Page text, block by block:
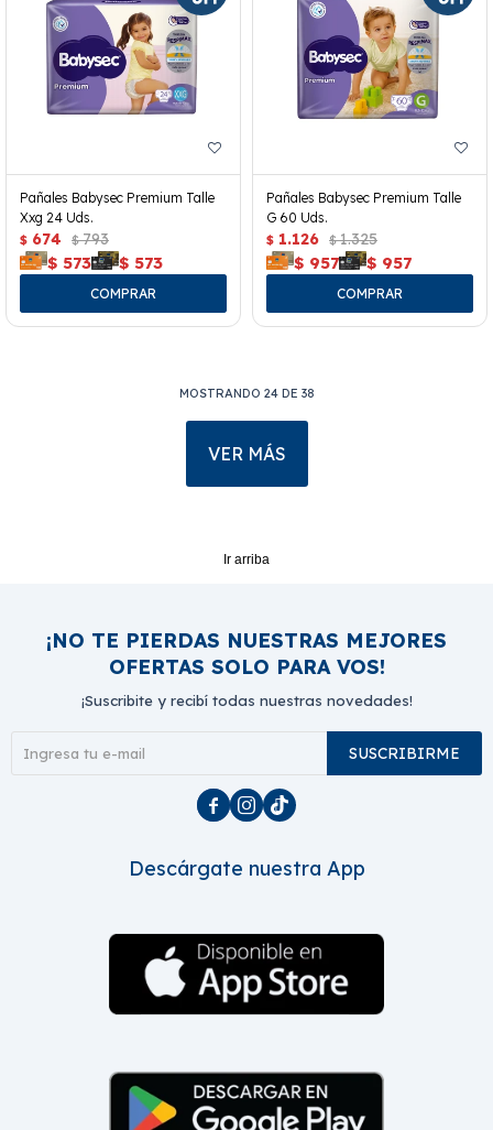
Pañales Babysec Premium Talle
Xxg 24 Uds.
$ 674 $ 793
$ 573 $ 573
Pañales Babysec Premium Talle
G 60 Uds.
$ 1.126 $ 1.325
$ 957 $ 957
MOSTRANDO 24DE 38
VER MÁS
Ir arriba
¡NO TE PIERDAS NUESTRAS MEJORES
OFERTAS SOLO PARA VOS!
¡Suscribite y recibí todas nuestras novedades!
SUSCRIBIRME
  
Descárgate nuestra App